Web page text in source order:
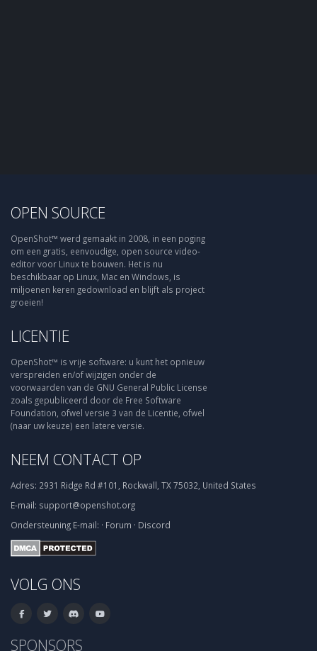
OPEN SOURCE
OpenShot™ werd gemaakt in 2008, in een poging
om een gratis, eenvoudige, open source video-
editor voor Linux te bouwen. Het is nu
beschikbaar op Linux, Mac en Windows, is
miljoenen keren gedownload en blijft als project
groeien!
LICENTIE
OpenShot™ is vrije software: u kunt het opnieuw
verspreiden en/of wijzigen onder de
voorwaarden van de GNU General Public License
zoals gepubliceerd door de Free Software
Foundation, ofwel versie 3 van de Licentie, ofwel
(naar uw keuze) een latere versie.
NEEM CONTACT OP
Adres: 2931 Ridge Rd #101, Rockwall, TX 75032, United States
E-mail: support@openshot.org
Ondersteuning E-mail: · Forum · Discord
VOLG ONS
SPONSORS